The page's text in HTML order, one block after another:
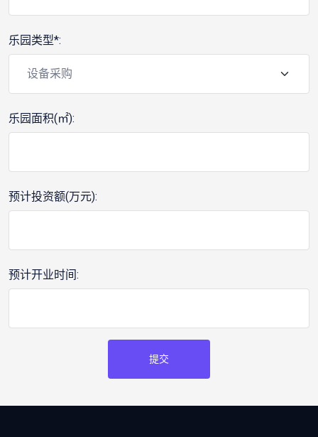
乐园类型*:
乐园面积(㎡):
预计投资额(万元):
预计开业时间:
提交